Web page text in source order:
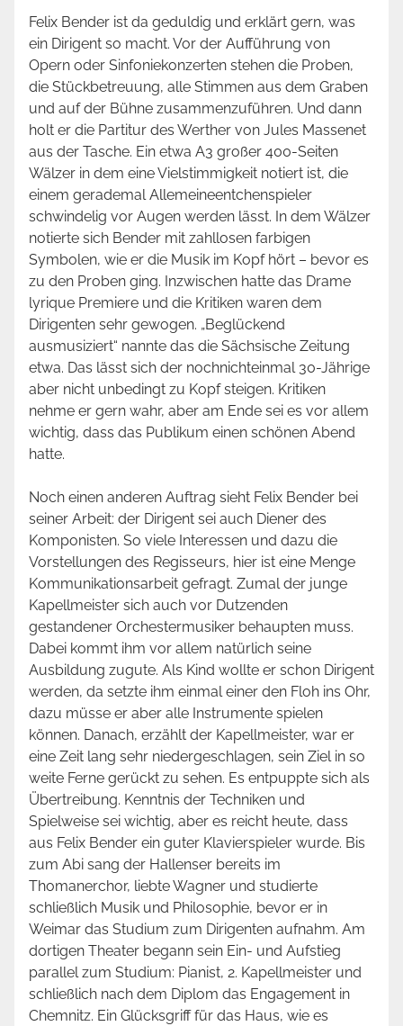
Felix Bender ist da geduldig und erklärt gern, was
ein Dirigent so macht. Vor der Aufführung von
Opern oder Sinfoniekonzerten stehen die Proben,
die Stückbetreuung, alle Stimmen aus dem Graben
und auf der Bühne zusammenzuführen. Und dann
holt er die Partitur des Werther von Jules Massenet
aus der Tasche. Ein etwa A3 großer 400-Seiten
Wälzer in dem eine Vielstimmigkeit notiert ist, die
einem gerademal Allemeineentchenspieler
schwindelig vor Augen werden lässt. In dem Wälzer
notierte sich Bender mit zahllosen farbigen
Symbolen, wie er die Musik im Kopf hört – bevor es
zu den Proben ging. Inzwischen hatte das Drame
lyrique Premiere und die Kritiken waren dem
Dirigenten sehr gewogen. „Beglückend
ausmusiziert“ nannte das die Sächsische Zeitung
etwa. Das lässt sich der nochnichteinmal 30-Jährige
aber nicht unbedingt zu Kopf steigen. Kritiken
nehme er gern wahr, aber am Ende sei es vor allem
wichtig, dass das Publikum einen schönen Abend
hatte.
Noch einen anderen Auftrag sieht Felix Bender bei
seiner Arbeit: der Dirigent sei auch Diener des
Komponisten. So viele Interessen und dazu die
Vorstellungen des Regisseurs, hier ist eine Menge
Kommunikationsarbeit gefragt. Zumal der junge
Kapellmeister sich auch vor Dutzenden
gestandener Orchestermusiker behaupten muss.
Dabei kommt ihm vor allem natürlich seine
Ausbildung zugute. Als Kind wollte er schon Dirigent
werden, da setzte ihm einmal einer den Floh ins Ohr,
dazu müsse er aber alle Instrumente spielen
können. Danach, erzählt der Kapellmeister, war er
eine Zeit lang sehr niedergeschlagen, sein Ziel in so
weite Ferne gerückt zu sehen. Es entpuppte sich als
Übertreibung. Kenntnis der Techniken und
Spielweise sei wichtig, aber es reicht heute, dass
aus Felix Bender ein guter Klavierspieler wurde. Bis
zum Abi sang der Hallenser bereits im
Thomanerchor, liebte Wagner und studierte
schließlich Musik und Philosophie, bevor er in
Weimar das Studium zum Dirigenten aufnahm. Am
dortigen Theater begann sein Ein- und Aufstieg
parallel zum Studium: Pianist, 2. Kapellmeister und
schließlich nach dem Diplom das Engagement in
Chemnitz. Ein Glücksgriff für das Haus, wie es